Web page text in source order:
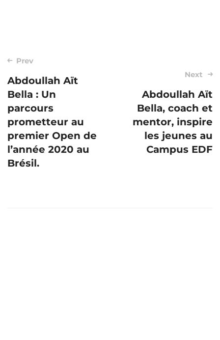
Post
navigation
Prev
Abdoullah Aït
Bella : Un
parcours
prometteur au
premier Open de
l’année 2020 au
Brésil.
Next
Abdoullah Aït
Bella, coach et
mentor, inspire
les jeunes au
Campus EDF